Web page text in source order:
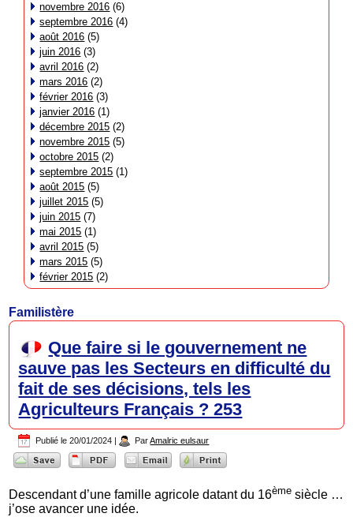
novembre 2016 (6)
septembre 2016 (4)
août 2016 (5)
juin 2016 (3)
avril 2016 (2)
mars 2016 (2)
février 2016 (3)
janvier 2016 (1)
décembre 2015 (2)
novembre 2015 (5)
octobre 2015 (2)
septembre 2015 (1)
août 2015 (5)
juillet 2015 (5)
juin 2015 (7)
mai 2015 (1)
avril 2015 (5)
mars 2015 (5)
février 2015 (2)
Familistère
Que faire si le gouvernement ne
sauve pas les Secteurs en difficulté du
fait de ses décisions, tels les
Agriculteurs Français ? 253
Publié le 20/01/2024 | Par Amalric eulsaur
Descendant d’une famille agricole datant du 16ème siècle …
j’ose avancer une idée.